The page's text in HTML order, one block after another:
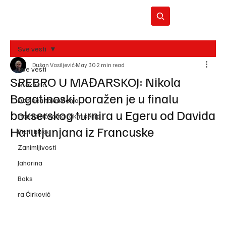
REC
Sve vesti
Istaknuto
Domaća takmičenja
Internacionalna takmičenja
Profi boks
Zanimljivosti
Jahorina
Boks
ra Ćirković
Sve vesti
SREBRO U MAĐARSKOJ: Nikola
Bogatinoski poražen je u finalu
bokserskog turnira u Egeru od Davida
Harutjunjana iz Francuske
Dušan Vasiljević May 30 2 min read